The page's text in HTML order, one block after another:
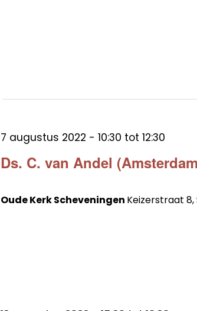
Ds. C. van Andel
7 augustus 2022 - 10:30 tot 12:30
Oude Kerk Scheveningen Keizerstraat